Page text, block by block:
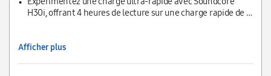
H30i, offrant 4 heures de lecture sur une charge rapide de 5
Afficher plus